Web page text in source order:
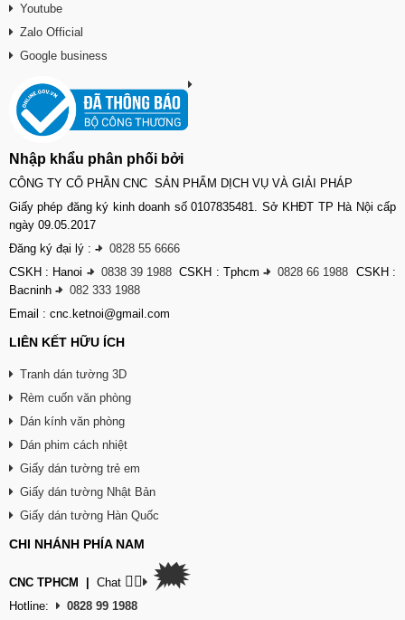
Youtube
Zalo Official
Google business
Nhập khẩu phân phối bởi
CÔNG TY CỔ PHẦN CNC SẢN PHẨM DỊCH VỤ VÀ GIẢI PHÁP
Giấy phép đăng ký kinh doanh số 0107835481. Sở KHĐT TP Hà Nội cấp
ngày 09.05.2017
Đăng ký đại lý : -
0828 55 6666
CSKH : Hanoi - 0838 39 1988 CSKH : Tphcm- 0828 66 1988 CSKH :
Bacninh -
082 333 1988
Email : cnc.ketnoi@gmail.com
LIÊN KẾT HỮU ÍCH
Tranh dán tường 3D
Rèm cuốn văn phòng
Dán kính văn phòng
Dán phim cách nhiệt
Giấy dán tường trẻ em
Giấy dán tường Nhật Bản
Giấy dán tường Hàn Quốc
CHI NHÁNH PHÍA NAM
CNC TPHCM | Chat 👉🏽 🗯
Hotline:
0828 99 1988